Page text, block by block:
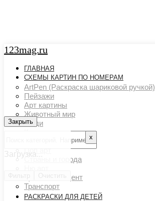
123mag.ru
ГЛАВНАЯ
СХЕМЫ КАРТИН ПО НОМЕРАМ
ArtPen (Раскраска шариковой ручкой)
Пейзажи
Арт картины
Животный мир
Люди
Картины художников
Страны и города
Цветовой акцент
Транспорт
РАСКРАСКИ ДЛЯ ДЕТЕЙ
Закрыть
Закрыть
х
Загрузка...